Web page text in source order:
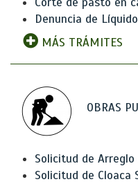
Denuncia de
MÁS TRÁMITES
OBRAS
Solicitud de Arreglo
Solicitud de Cloaca